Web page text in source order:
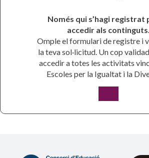
Només qui s’hagi registrat
accedir als continguts.
Omple el formulari de registre i
la teva sol·licitud. Un cop
accedir a totes les activitats
Escoles per la Igualtat i la